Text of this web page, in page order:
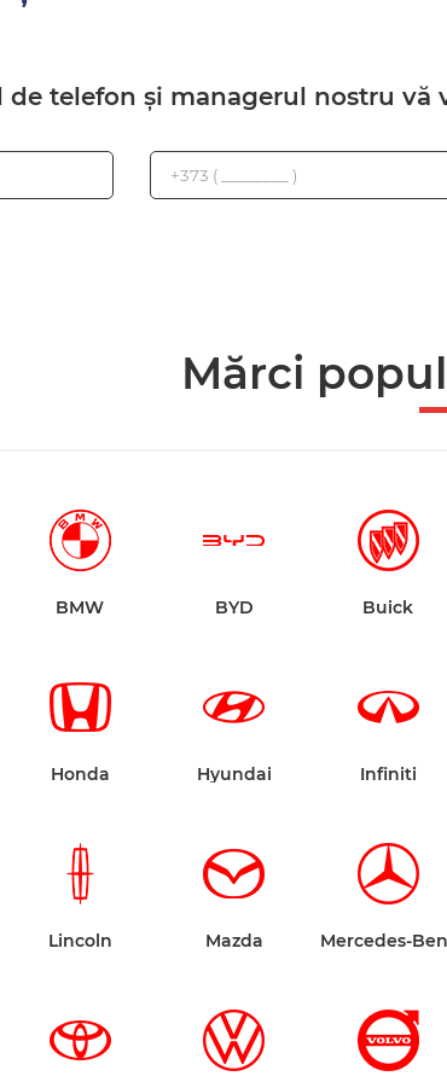
telefon și managerul nostru vă
Mărci
BMW BYD Buick
Honda Hyundai Infiniti
Lincoln Mazda Mercedes-